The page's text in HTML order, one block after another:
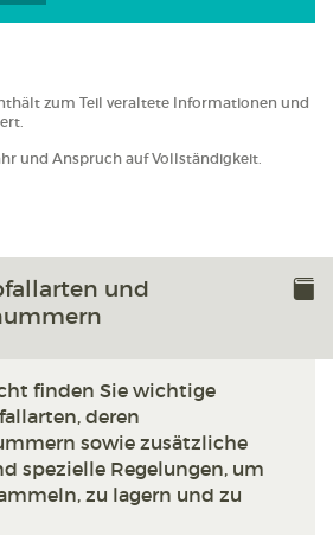
zum Teil veraltete Informationen und
und Anspruch auf Vollständigkeit.
und
finden Sie wichtige
deren
sowie zusätzliche
spezielle Regelungen, um
zu lagern und zu